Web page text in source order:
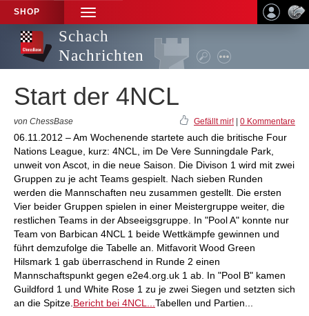
SHOP
TOGGLE
NAVIGATION
Schach
Nachrichten
Start der 4NCL
von ChessBase Gefällt mir! 0 Kommentare
06.11.2012 – Am Wochenende startete auch die britische Four
Nations League, kurz: 4NCL, im De Vere Sunningdale Park,
unweit von Ascot, in die neue Saison. Die Divison 1 wird mit zwei
Gruppen zu je acht Teams gespielt. Nach sieben Runden
werden die Mannschaften neu zusammen gestellt. Die ersten
Vier beider Gruppen spielen in einer Meistergruppe weiter, die
restlichen Teams in der Abseeigsgruppe. In "Pool A" konnte nur
Team von Barbican 4NCL 1 beide Wettkämpfe gewinnen und
führt demzufolge die Tabelle an. Mitfavorit Wood Green
Hilsmark 1 gab überraschend in Runde 2 einen
Mannschaftspunkt gegen e2e4.org.uk 1 ab. In "Pool B" kamen
Guildford 1 und White Rose 1 zu je zwei Siegen und setzten sich
an die Spitze. Bericht bei 4NCL... Tabellen und Partien...